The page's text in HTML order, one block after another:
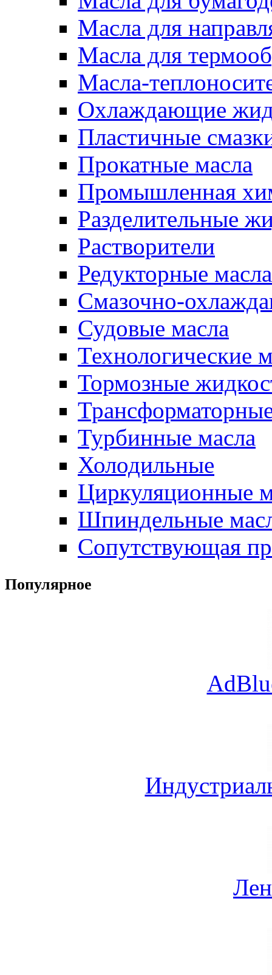
Масла для
Масла для
Масла-
Охлаждающие
Пластичные
Прокатные масла
Промышленная
Разделительные
Растворители
Редукторные масла
Смазочно-
Судовые масла
Технологические
Тормозные
Турбинные масла
Холодильные
Циркуляционные
Шпиндельные
Сопутствующая
Популярное